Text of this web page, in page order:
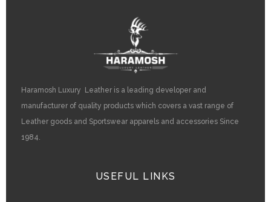
Haramosh Luxury Leather is a leading developer and
manufacturer of quality products which covers a vast range of
Leather goods and Sportswear apparels and accessories Since
1984.
USEFUL LINKS